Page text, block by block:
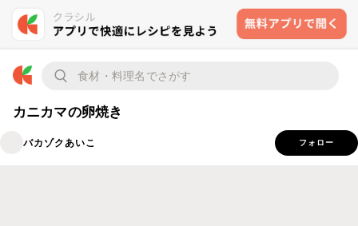
カニカマの卵焼き
バカゾクあいこ フォロー